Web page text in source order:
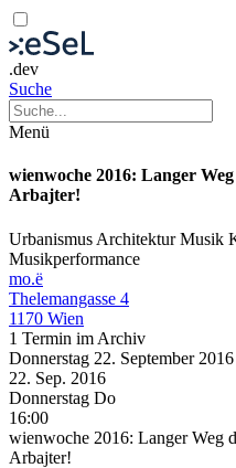
.dev
Suche
Menü
wienwoche 2016: Langer
Arbajter!
Urbanismus ArchitekturMusik
Musikperformance
mo.ë
Thelemangasse 4
1170 Wien
1 Termin im Archiv
Donnerstag 22. September 2016
22. Sep. 2016
Donnerstag Do
16:00
wienwoche 2016: Langer Weg
Arbajter!